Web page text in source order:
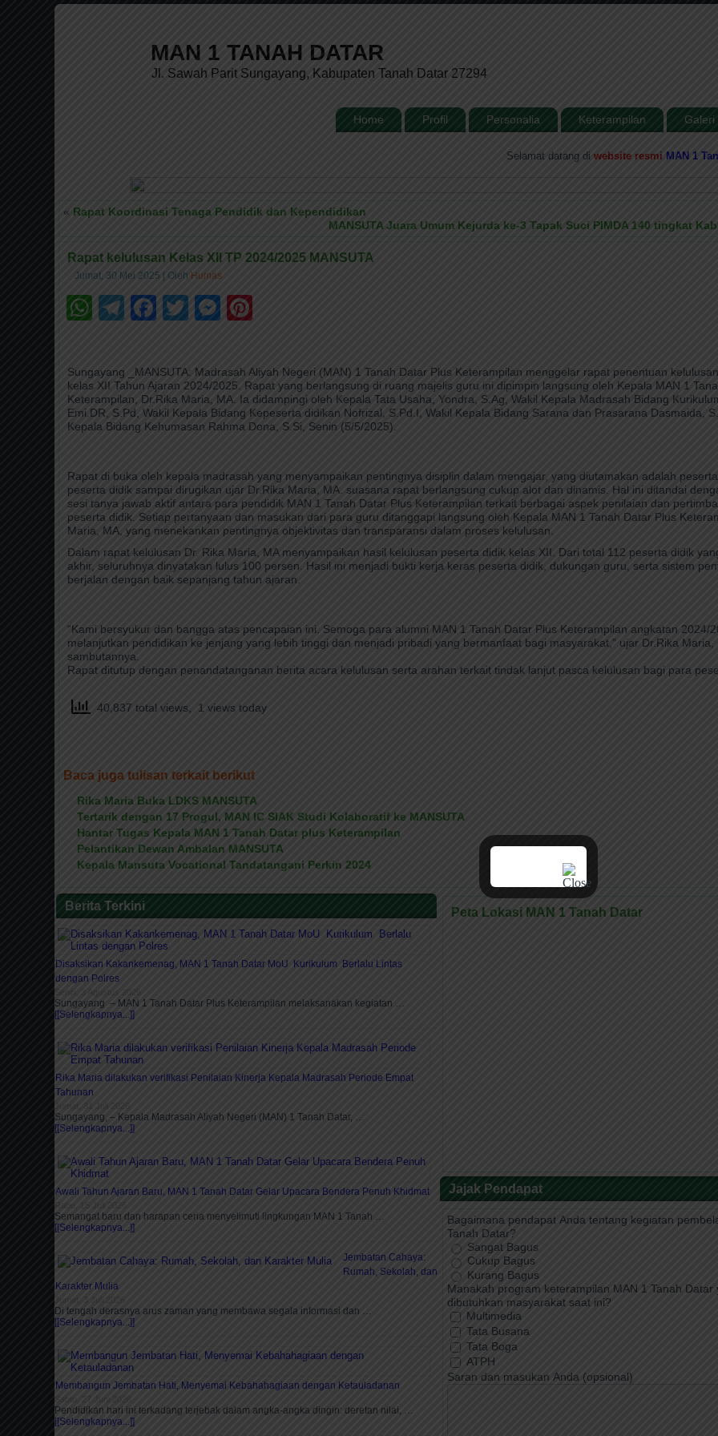
MAN 1 TANAH DATAR
Jl. Sawah Parit Sungayang, Kabupaten Tanah Datar 27294
Home Profil Personalia Keterampilan Galeri
Selamat datang diwebsite resmi MAN 1 Tanah
« Rapat Koordinasi Tenaga Pendidik dan Kependidikan
MANSUTA Juara Umum Kejurda ke-3 Tapak Suci PIMDA 140 tingkat
Rapat kelulusan Kelas XII TP 2024/2025 MANSUTA
Jumat, 30 Mei 2025 Oleh Humas
WhatsApp
Telegram
Facebook
TwitterMessenger
Sungayang _MANSUTA: Madrasah Aliyah Negeri (MAN) 1 Tanah Datar Plus Keterampilan menggelar rapat penentuan
kelas XII Tahun Ajaran 2024/2025. Rapat yang berlangsung di ruang majelis guru ini dipimpin langsung oleh Kepala MAN 1
Keterampilan, Dr.Rika Maria, MA. Ia didampingi oleh Kepala Tata Usaha, Yondra, S.Ag, Wakil Kepala Madrasah Bidang
Emi.DR, S.Pd, Wakil Kepala Bidang Kepeserta didikan Nofrizal, S.Pd.I, Wakil Kepala Bidang Sarana dan Prasarana Dasmaida,
Kepala Bidang Kehumasan Rahma Dona, S.Si, Senin (5/5/2025).
Rapat di buka oleh kepala madrasah yang menyampaikan pentingnya disiplin dalam mengajar, yang diutamakan adalah
peserta didik sampai dirugikan ujar Dr.Rika Maria, MA. suasana rapat berlangsung cukup alot dan dinamis. Hal ini ditandai
sesi tanya jawab aktif antara para pendidik MAN 1 Tanah Datar Plus Keterampilan terkait berbagai aspek penilaian dan
peserta didik. Setiap pertanyaan dan masukan dari para guru ditanggapi langsung oleh Kepala MAN 1 Tanah Datar Plus
Maria, MA, yang menekankan pentingnya objektivitas dan transparansi dalam proses kelulusan.
Dalam rapat kelulusan Dr. Rika Maria, MA menyampaikan hasil kelulusan peserta didik kelas XII. Dari total 112 peserta didik
akhir, seluruhnya dinyatakan lulus 100 persen. Hasil ini menjadi bukti kerja keras peserta didik, dukungan guru, serta sistem
berjalan dengan baik sepanjang tahun ajaran.
“Kami bersyukur dan bangga atas pencapaian ini. Semoga para alumni MAN 1 Tanah Datar Plus Keterampilan angkatan 2024/
melanjutkan pendidikan ke jenjang yang lebih tinggi dan menjadi pribadi yang bermanfaat bagi masyarakat,” ujar Dr.Rika Maria,
sambutannya.
Rapat ditutup dengan penandatanganan berita acara kelulusan serta arahan terkait tindak lanjut pasca kelulusan bagi para
40,837 total views, 1 views today
Baca juga tulisan terkait berikut
Rika Maria Buka LDKS MANSUTA
Tertarik dengan 17 Progul, MAN IC SIAK Studi Kolaboratif ke MANSUTA
Hantar Tugas Kepala MAN 1 Tanah Datar plus Keterampilan
Pelantikan Dewan Ambalan MANSUTA
Kepala Mansuta Vocational Tandatangani Perkin 2024
Berita Terkini
Disaksikan Kakankemenag, MAN 1 Tanah Datar MoU Kurikulum Berlalu Lintas
dengan Polres
Senin, 3 Agustus 2026
Sungayang – MAN 1 Tanah Datar Plus Keterampilan melaksanakan kegiatan …
[[Selengkapnya...]]
Rika Maria dilakukan verifikasi Penilaian Kinerja Kepala Madrasah Periode Empat
Tahunan
Jumat, 31 Juli 2026
Sungayang, – Kepala Madrasah Aliyah Negeri (MAN) 1 Tanah Datar, …
[[Selengkapnya...]]
Awali Tahun Ajaran Baru, MAN 1 Tanah Datar Gelar Upacara Bendera Penuh Khidmat
Rabu, 15 Juli 2026
Semangat baru dan harapan ceria menyelimuti lingkungan MAN 1 Tanah …
[[Selengkapnya...]]
Jembatan Cahaya:
Rumah, Sekolah, dan
Karakter Mulia
Jumat, 3 Juli 2026
Di tengah derasnya arus zaman yang membawa segala informasi dan …
[[Selengkapnya...]]
Membangun Jembatan Hati, Menyemai Kebahahagiaan dengan Ketauladanan
Sabtu, 27 Juni 2026
Pendidikan hari ini terkadang terjebak dalam angka-angka dingin: deretan nilai, …
[[Selengkapnya...]]
Peta Lokasi MAN 1 Tanah Datar
Jajak Pendapat
Bagaimana pendapat Anda tentang kegiatan
Tanah Datar?
Sangat Bagus
Cukup Bagus
Kurang Bagus
Manakah program keterampilan MAN 1 Tanah Datar
dibutuhkan masyarakat saat ini?
Multimedia
Tata Busana
Tata Boga
ATPH
Saran dan masukan Anda (opsional)